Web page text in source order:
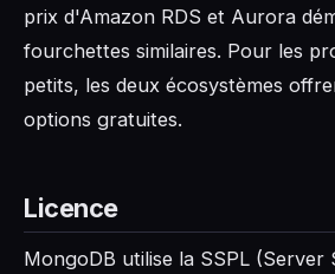
prix d'Amazon RDS et Aurora
fourchettes similaires. Pour les
petits, les deux écosystèmes
options gratuites.
Licence
MongoDB utilise la SSPL (Server